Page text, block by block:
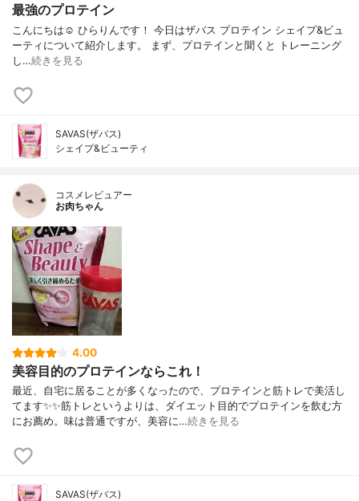
最強のプロテイン
こんにちは☺️ ひらりんです！ 今日はザバス プロテイン シェイプ&ビュ
ーティについて紹介します。 まず、プロテインと聞くと トレーニング
し…続きを見る
SAVAS(ザバス)
シェイプ&ビューティ
コスメレビュアー
お肉ちゃん
4.00
美容目的のプロテインならこれ！
最近、自宅に居ることが多くなったので、プロテインと筋トレで美活し
てます✨✨筋トレというよりは、ダイエット目的でプロテインを飲む方
にお薦め。味は普通ですが、美容に…続きを見る
SAVAS(ザバス)